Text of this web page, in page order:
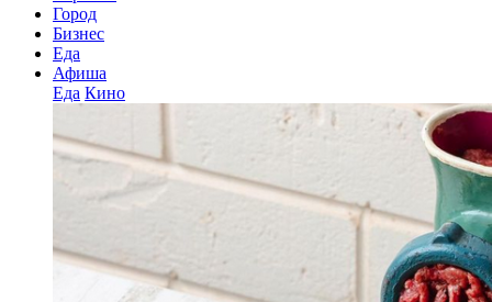
Город
Бизнес
Еда
Афиша
Еда Кино